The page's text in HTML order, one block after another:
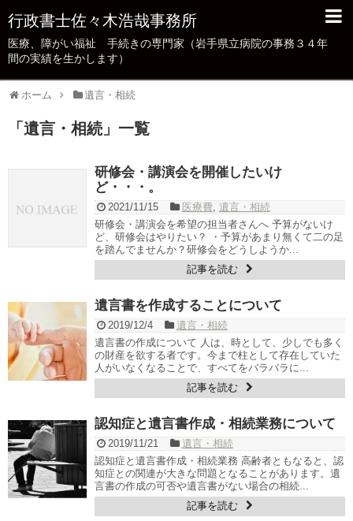
行政書士佐々木浩哉事務所
医療、障がい福祉 手続きの専門家（岩手県立病院の事務３４年
間の実績を生かします）
ホーム 遺言・相続
「 遺言・相続 」 一覧
研修会・講演会を開催したいけ
ど・・・。
2021/11/15 医療費, 遺言・相続
研修会・講演会を希望の担当者さんへ 予算がないけ
ど、研修会はやりたい？ ・予算があまり無くて二の足
を踏んでませんか？研修会をどうしようか...
記事を読む
遺言書を作成することについて
2019/12/4
遺言・相続
遺言書の作成について 人は、時として、少しでも多く
の財産を欲する者です。今まで柱として存在していた
人がいなくなることで、すべてをバラバラに...
記事を読む
認知症と遺言書作成・相続業務について
2019/11/21
遺言・相続
認知症と遺言書作成・相続業務 高齢者ともなると、認
知症との関連が大きな問題となることがあります。遺
言書の作成の可否や遺言書がない場合の相続...
記事を読む
あいさつ/業務概要
病院・クリニック業務支援
新規設立・法人化（保険医療機関）
医療法人の行政手続き
「指導・監査」の事務対策を支援
不正・不当請求対応
保険医療機関の「不正・不当請求」対策Q＆A
医療広告ガイドライン等掲示事項への対応
障がい者手帳・難病（特定疾患）の申請代行
障がい者手帳・難病（特定疾患）申請代行に
ついてのよくある質問（FAQ)
衛生管理計画表の作成（HACCP対応）
補助金・融資 サポート
医療費相談
医業関連許可関係